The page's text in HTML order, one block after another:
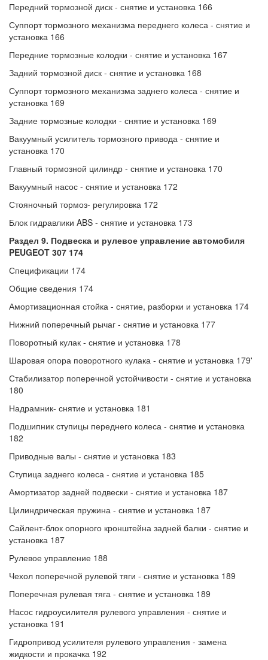
Передний тормозной диск - снятие и установка 166
Суппорт тормозного механизма переднего колеса - снятие и
установка 166
Передние тормозные колодки - снятие и установка 167
Задний тормозной диск - снятие и установка 168
Суппорт тормозного механизма заднего колеса - снятие и
установка 169
Задние тормозные колодки - снятие и установка 169
Вакуумный усилитель тормозного привода - снятие и
установка 170
Главный тормозной цилиндр - снятие и установка 170
Вакуумный насос - снятие и установка 172
Стояночный тормоз- регулировка 172
Блок гидравлики ABS - снятие и установка 173
Раздел 9. Подвеска и рулевое управление автомобиля
PEUGEOT 307 174
Спецификации 174
Общие сведения 174
Амортизационная стойка - снятие, разборки и установка 174
Нижний поперечный рычаг - снятие и установка 177
Поворотный кулак - снятие и установка 178
Шаровая опора поворотного кулака - снятие и установка 179'
Стабилизатор поперечной устойчивости - снятие и установка
180
Надрамник- снятие и установка 181
Подшипник ступицы переднего колеса - снятие и установка
182
Приводные валы - снятие и установка 183
Ступица заднего колеса - снятие и установка 185
Амортизатор задней подвески - снятие и установка 187
Цилиндрическая пружина - снятие и установка 187
Сайлент-блок опорного кронштейна задней балки - снятие и
установка 187
Рулевое управление 188
Чехол поперечной рулевой тяги - снятие и установка 189
Поперечная рулевая тяга - снятие и установка 189
Насос гидроусилителя рулевого управления - снятие и
установка 191
Гидропривод усилителя рулевого управления - замена
жидкости и прокачка 192